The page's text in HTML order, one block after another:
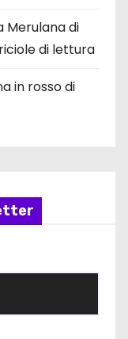
Merulana di
di lettura
in rosso di